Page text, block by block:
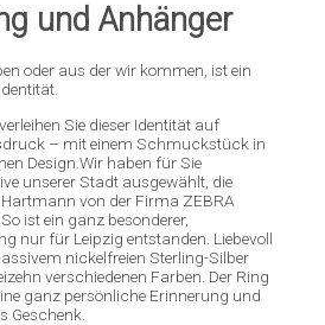
und Anhänger
oder aus der wir kommen, ist ein
Sie dieser Identität auf
– mit einem Schmuckstück in
Design.Wir haben für Sie
unserer Stadt ausgewählt, die
von der Firma ZEBRA
ist ein ganz besonderer,
nur für Leipzig entstanden. Liebevoll
nickelfreien Sterling-Silber
verschiedenen Farben. Der Ring
ganz persönliche Erinnerung und
Geschenk.